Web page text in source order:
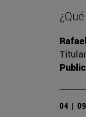
04 |